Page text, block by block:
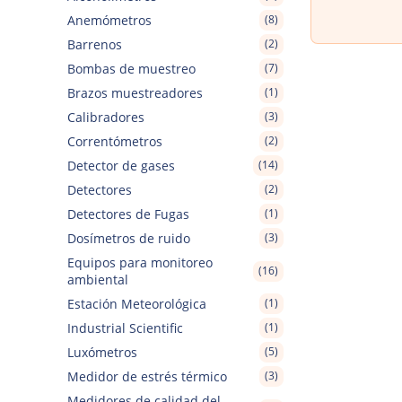
Anemómetros (8)
Barrenos (2)
Bombas de muestreo (7)
Brazos muestreadores (1)
Calibradores (3)
Correntómetros (2)
Detector de gases (14)
Detectores (2)
Detectores de Fugas (1)
Dosímetros de ruido (3)
Equipos para monitoreo
ambiental
(16)
Estación Meteorológica (1)
Industrial Scientific (1)
Luxómetros (5)
Medidor de estrés térmico (3)